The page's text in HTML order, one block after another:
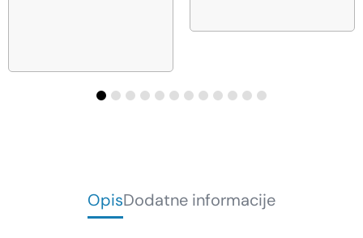
OpisDodatne informacije